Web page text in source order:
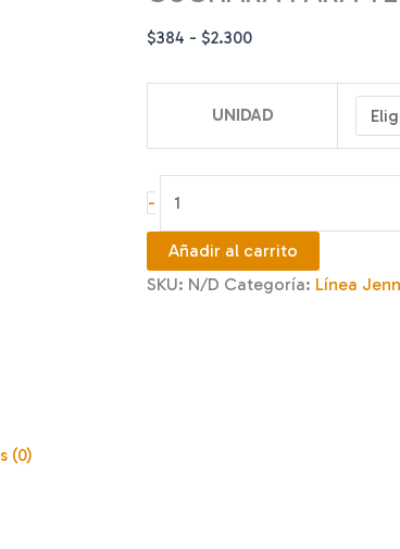
$384 - $2.300Rango
desde
$384
hasta
UNIDAD
-
PARA
TÉ
JENNY
Añadir al carrito
SKU: N/D Categoría: Línea
(0)